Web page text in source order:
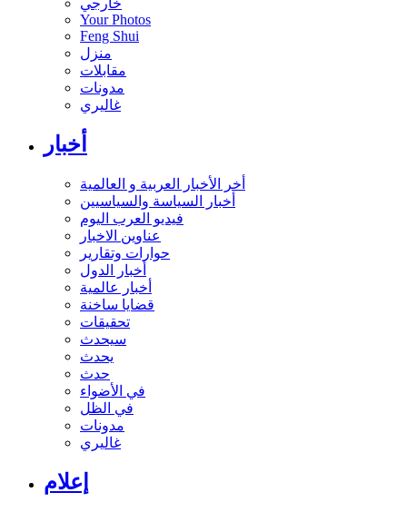
خارجي
Your Photos
Feng Shui
منزل
مقابلات
مدونات
غاليري
أخبار
أخر الأخبار العربية و العالمية
أخبار السياسة والسياسيين
فيديو العرب اليوم
عناوين الاخبار
حوارات وتقارير
أخبار الدول
أخبار عالمية
قضايا ساخنة
تحقيقات
سيحدث
يحدث
حدث
في الأضواء
في الظل
مدونات
غاليري
إعلام